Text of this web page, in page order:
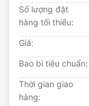
Số lượng đặt
hàng tối thiểu:
Giá:
Bao bì tiêu chuẩn:
Thời gian giao
hàng: